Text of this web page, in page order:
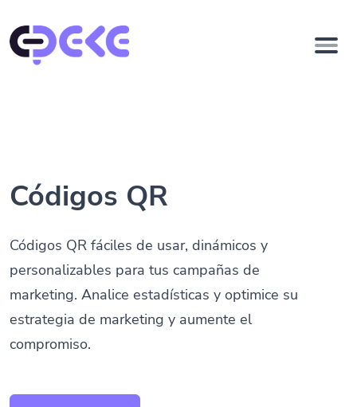
Códigos QR
Códigos QR fáciles de usar, dinámicos y
personalizables para tus campañas de
marketing. Analice estadísticas y optimice su
estrategia de marketing y aumente el
compromiso.